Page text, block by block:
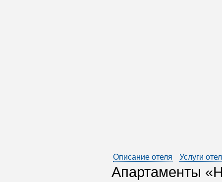
Описание отеля Услуги
Апартаменты